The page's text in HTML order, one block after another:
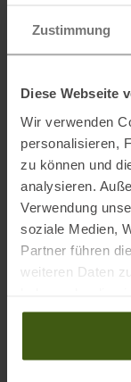
Zustimmung
Diese Webseite
Wir verwenden
personalisieren,
zu können und
analysieren.
Verwendung
soziale Medien,
Partner führen
weiteren Daten
gesammelt
Informationen zu
Elektronische
Herstellers:
Herstellernummer